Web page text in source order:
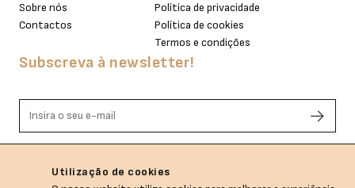
Sobre nós
Contactos
Política de privacidade
Política de cookies
Termos e condições
Subscreva à newsletter!
Utilização de cookies